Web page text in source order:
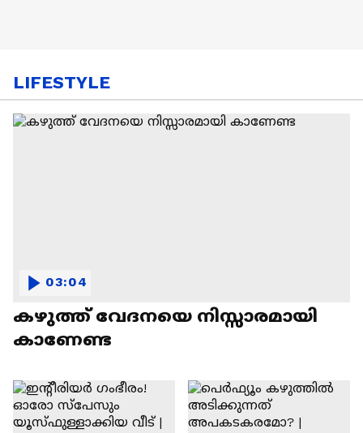
LIFESTYLE
കഴുത്ത് വേദനയെ നിസ്സാരമായി
കാണേണ്ട
03:04